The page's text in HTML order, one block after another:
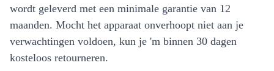
wordt geleverd met een minimale garantie van 12
maanden. Mocht het apparaat onverhoopt niet aan je
verwachtingen voldoen, kun je 'm binnen 30 dagen
kosteloos retourneren.